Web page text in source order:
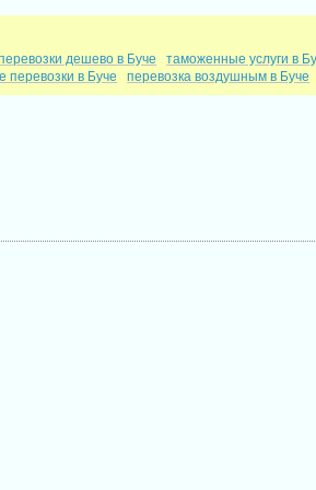
дешево в Буче таможенные услуги в
перевозки в Буче перевозка воздушным в Буче